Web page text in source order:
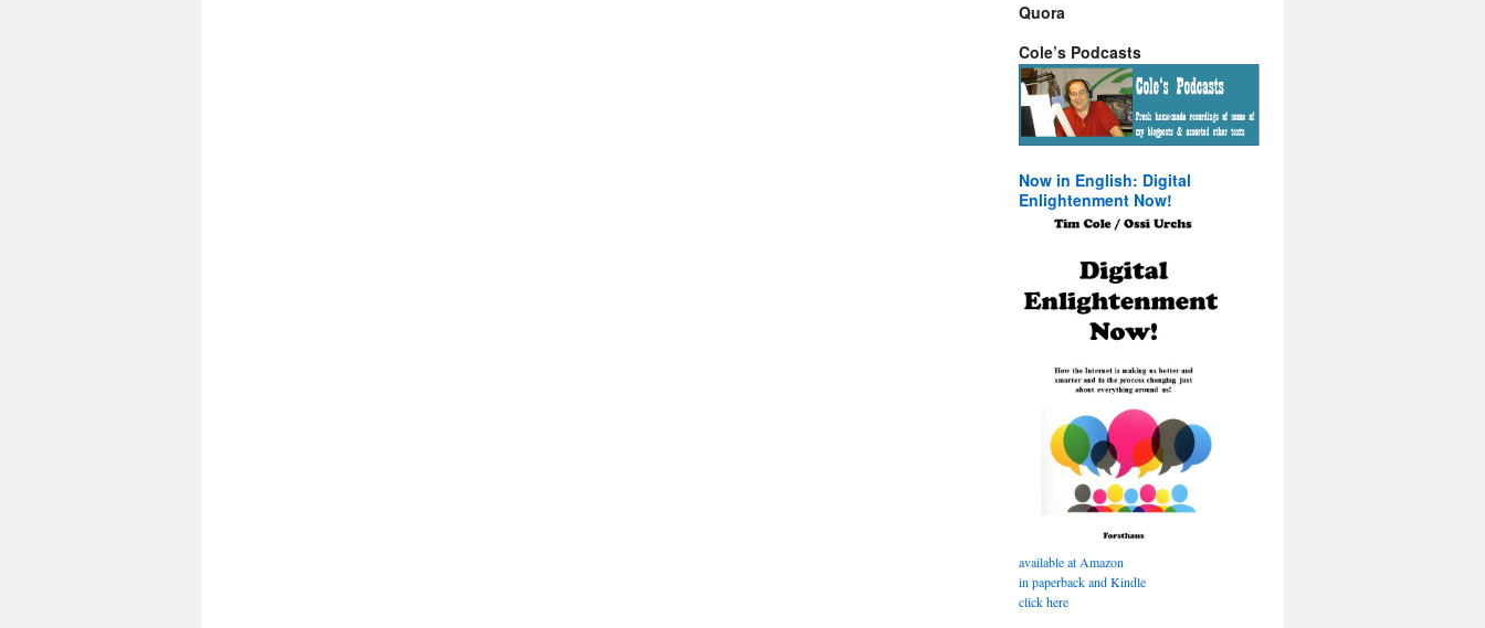
Quora
Cole’s Podcasts
Now in English: Digital
Enlightenment Now!
available at Amazon
in paperback and Kindle
click here